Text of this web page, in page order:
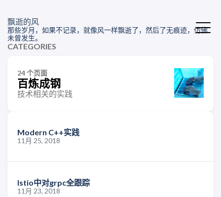
飘逝的风
那些岁月，如果不记录，就像风一样飘逝了，然后了无痕迹，仿佛
未曾发生。
CATEGORIES
24 个页面
百炼成钢
技术相关的实践
Modern C++实践
11月 25, 2018
Istio中对grpc全跟踪
11月 23, 2018